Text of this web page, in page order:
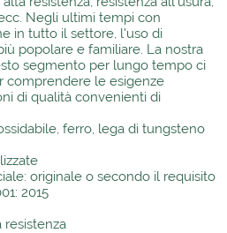
Negli ultimi tempi con
in tutto il settore, l'uso di
popolare e familiare. La nostra
segmento per lungo tempo ci
comprendere le esigenze
di qualità convenienti di
ferro, lega di tungsteno
originale o secondo il requisito
2015
resistenza